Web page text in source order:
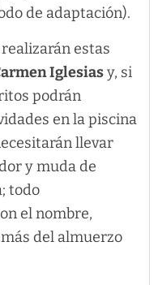
de adaptación).
estas
Iglesiasy, si
podrán
en la piscina
llevar
y muda de
todo
el nombre,
del almuerzo